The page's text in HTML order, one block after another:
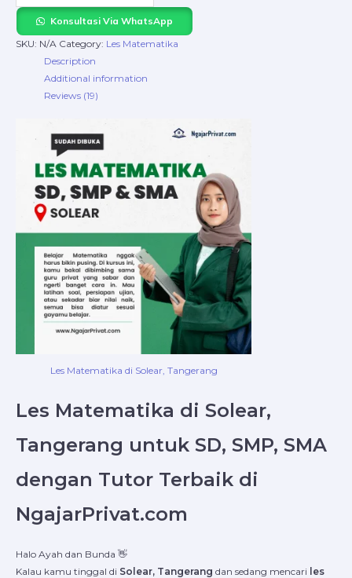
Konsultasi Via WhatsApp
SKU: N/A Category: Les Matematika
Description
Additional information
Reviews (19)
Les Matematika di Solear, Tangerang
Les Matematika di Solear,
Tangerang untuk SD, SMP, SMA
dengan Tutor Terbaik di
NgajarPrivat.com
Halo Ayah dan Bunda 👋
Kalau kamu tinggal di Solear, Tangerang dan sedang mencari les